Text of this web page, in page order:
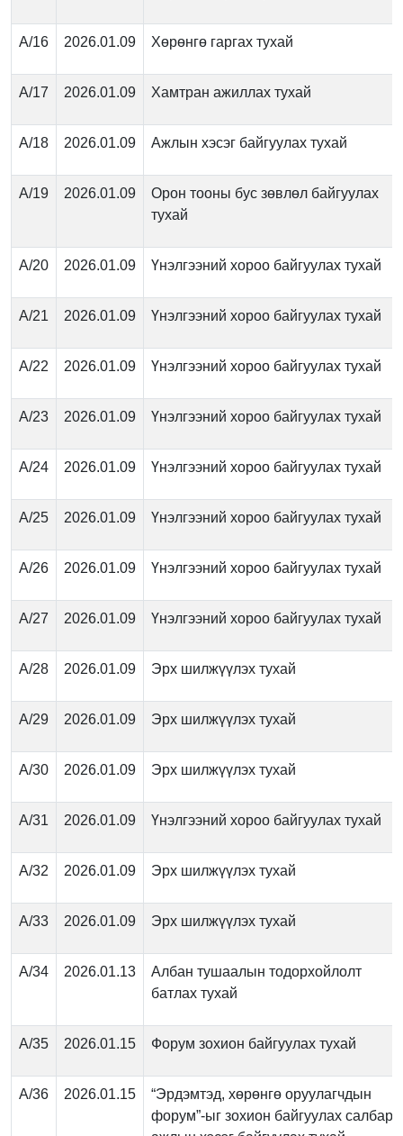
А/16 2026.01.09 Хөрөнгө гаргах тухай
А/17 2026.01.09 Хамтран ажиллах тухай
А/18 2026.01.09 Ажлын хэсэг байгуулах тухай
А/19 2026.01.09
Орон тооны бус зөвлөл байгуулах
тухай
А/20 2026.01.09 Үнэлгээний хороо байгуулах тухай
А/21 2026.01.09 Үнэлгээний хороо байгуулах тухай
А/22 2026.01.09 Үнэлгээний хороо байгуулах тухай
А/23 2026.01.09 Үнэлгээний хороо байгуулах тухай
А/24 2026.01.09 Үнэлгээний хороо байгуулах тухай
А/25 2026.01.09 Үнэлгээний хороо байгуулах тухай
А/26 2026.01.09 Үнэлгээний хороо байгуулах тухай
А/27 2026.01.09 Үнэлгээний хороо байгуулах тухай
А/28 2026.01.09 Эрх шилжүүлэх тухай
А/29 2026.01.09 Эрх шилжүүлэх тухай
А/30 2026.01.09 Эрх шилжүүлэх тухай
А/31 2026.01.09 Үнэлгээний хороо байгуулах тухай
А/32 2026.01.09 Эрх шилжүүлэх тухай
А/33 2026.01.09 Эрх шилжүүлэх тухай
А/34 2026.01.13
Албан тушаалын тодорхойлолт
батлах тухай
А/35 2026.01.15 Форум зохион байгуулах тухай
А/36 2026.01.15
“Эрдэмтэд, хөрөнгө оруулагчдын
форум”-ыг зохион байгуулах салбар